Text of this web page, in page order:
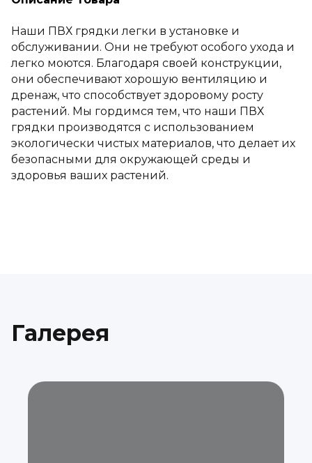
Наши ПВХ грядки легки в установке и
обслуживании. Они не требуют особого ухода и
легко моются. Благодаря своей конструкции,
они обеспечивают хорошую вентиляцию и
дренаж, что способствует здоровому росту
растений. Мы гордимся тем, что наши ПВХ
грядки производятся с использованием
экологически чистых материалов, что делает их
безопасными для окружающей среды и
здоровья ваших растений.
Галерея